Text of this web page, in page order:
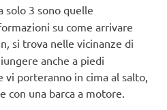
solo 3 sono quelle
su come arrivare
, si trova nelle vicinanze di
anche a piedi
vi porteranno in cima al salto,
con una barca a motore.